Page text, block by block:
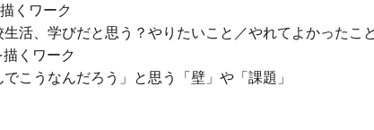
くワーク
活、学びだと思う？やりたいこと／やれてよかったこ
くワーク
こうなんだろう」と思う「壁」や「課題」